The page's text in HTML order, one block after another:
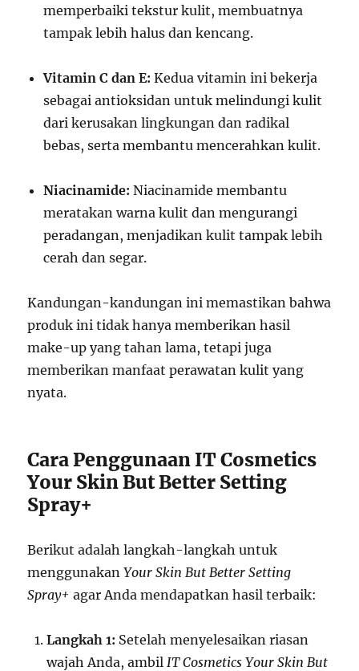
memperbaiki tekstur kulit, membuatnya
tampak lebih halus dan kencang.
Vitamin C dan E: Kedua vitamin ini bekerja
sebagai antioksidan untuk melindungi kulit
dari kerusakan lingkungan dan radikal
bebas, serta membantu mencerahkan kulit.
Niacinamide: Niacinamide membantu
meratakan warna kulit dan mengurangi
peradangan, menjadikan kulit tampak lebih
cerah dan segar.
Kandungan-kandungan ini memastikan bahwa
produk ini tidak hanya memberikan hasil
make-up yang tahan lama, tetapi juga
memberikan manfaat perawatan kulit yang
nyata.
Cara Penggunaan IT Cosmetics
Your Skin But Better Setting
Spray+
Berikut adalah langkah-langkah untuk
menggunakanYour Skin But Better Setting
Spray+ agar Anda mendapatkan hasil terbaik:
Langkah 1: Setelah menyelesaikan riasan
wajah Anda, ambil IT Cosmetics Your Skin But